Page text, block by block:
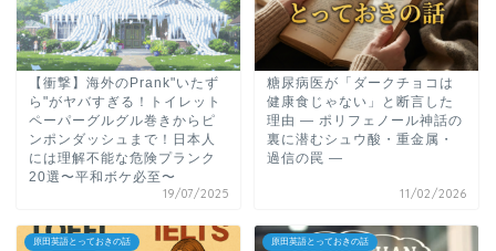
【衝撃】海外のPrank"いたず
ら"がヤバすぎる！トイレット
ペーパーグルグル巻きからピ
ンポンダッシュまで！日本人
には理解不能な危険プランク
20選〜平和ボケ必至〜
19/07/2025
糖尿病医が「ダークチョコは
健康食じゃない」と断言した
理由 ― ポリフェノール神話の
裏に潜むシュウ酸・重金属・
過信の罠 ―
11/02/2026
原田英語とっておきの話 原田英語とっておきの話